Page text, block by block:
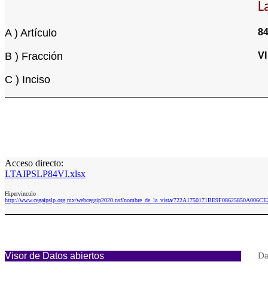
A ) Artículo 84
B ) Fracción VI
C ) Inciso
Acceso directo:
LTAIPSLP84VI.xlsx
Hipervinculo
http://www.cegaipslp.org.mx/webcegaip2020.nsf/nombre_de_la_vista/
Visor de Datos abiertos